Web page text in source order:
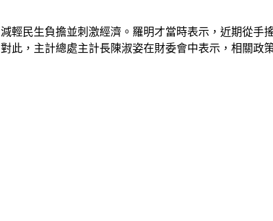
民生負擔並刺激經濟。羅明才當時表示，近期從手
此，主計總處主計長陳淑姿在財委會中表示，相關政